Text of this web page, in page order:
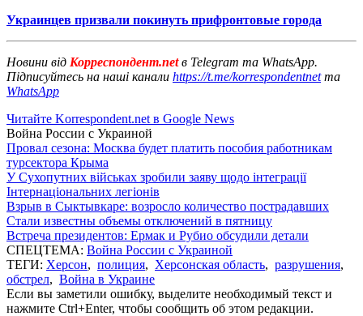
Украинцев призвали покинуть прифронтовые города
Новини від Корреспондент.netв Telegram та WhatsApp.
Підписуйтесь на наші канали https://t.me/korrespondentnetта
WhatsApp
Читайте Korrespondent.net в Google News
Война России с Украиной
Провал сезона: Москва будет платить пособия работникам
турсектора Крыма
У Сухопутних військах зробили заяву щодо інтеграції
Інтернаціональних легіонів
Взрыв в Сыктывкаре: возросло количество пострадавших
Стали известны объемы отключений в пятницу
Встреча президентов: Ермак и Рубио обсудили детали
СПЕЦТЕМА: Война России с Украиной
ТЕГИ: Херсон, полиция, Херсонская область, разрушения,
обстрел, Война в Украине
Если вы заметили ошибку, выделите необходимый текст и
нажмите Ctrl+Enter, чтобы сообщить об этом редакции.